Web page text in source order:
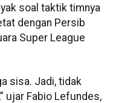
soal taktik timnya
dengan Persib
Super League
sisa. Jadi, tidak
ujar Fabio Lefundes,